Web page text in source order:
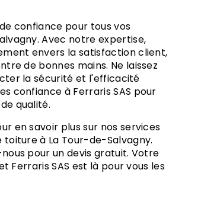
Avec notre expertise,
envers la satisfaction client,
de bonnes mains. Ne laissez
la sécurité et l'efficacité
confiance à Ferraris SAS pour
qualité.
à La Tour-de-Salvagny.
pour un devis gratuit. Votre
Ferraris SAS est là pour vous les